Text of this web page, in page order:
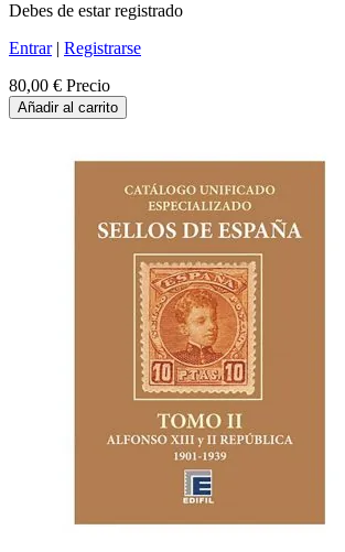
Debes de estar registrado
Entrar| Registrarse
80,00 € Precio
Añadir al carrito